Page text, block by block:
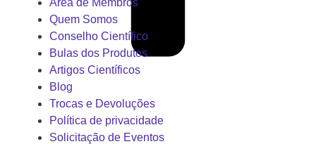
Área de Membros
Quem Somos
Conselho Científico
Bulas dos Produtos
Artigos Científicos
Blog
Trocas e Devoluções
Política de privacidade
Solicitação de Eventos